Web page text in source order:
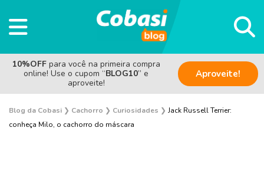
10%OFF para você na primeira compra
online! Use o cupom “BLOG10” e
aproveite!
Aproveite!
Blog da Cobasi ❯ Cachorro ❯ Curiosidades ❯ Jack Russell Terrier:
conheça Milo, o cachorro do máscara